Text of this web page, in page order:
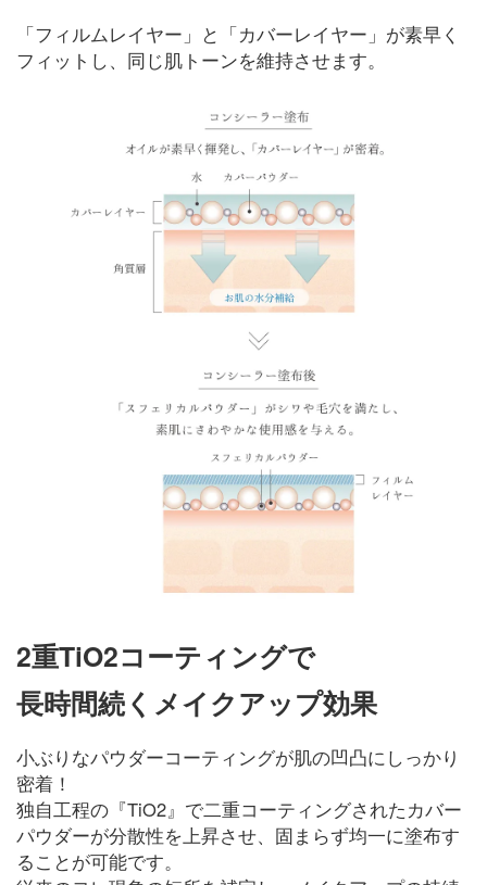
「フィルムレイヤー」と「カバーレイヤー」が素早く
フィットし、同じ肌トーンを維持させます。
2重TiO2コーティングで
長時間続くメイクアップ効果
小ぶりなパウダーコーティングが肌の凹凸にしっかり
密着！
独自工程の『TiO2』で二重コーティングされたカバー
パウダーが分散性を上昇させ、固まらず均一に塗布す
ることが可能です。